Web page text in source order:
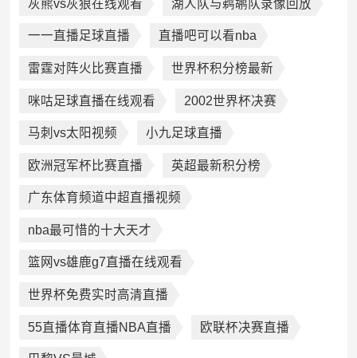
灰熊vs灰狼在线观看 湖人队与鹈鹕队录像回放
一一直播足球直播 直播吧可以看nba
雷霆对阵火比赛直播 世界杯积分榜最新
咪咕足球直播在线观看 2002世界杯决赛
马刺vs太阳视频 小九足球直播
欧洲冠军杯比赛直播 英超最新积分榜
广东体育频道中超直播视频
nba最可惜的十大天才
篮网vs雄鹿g7直播在线观看
世界杯免费实时高清直播
55直播体育直播NBA直播 欧联杯决赛直播